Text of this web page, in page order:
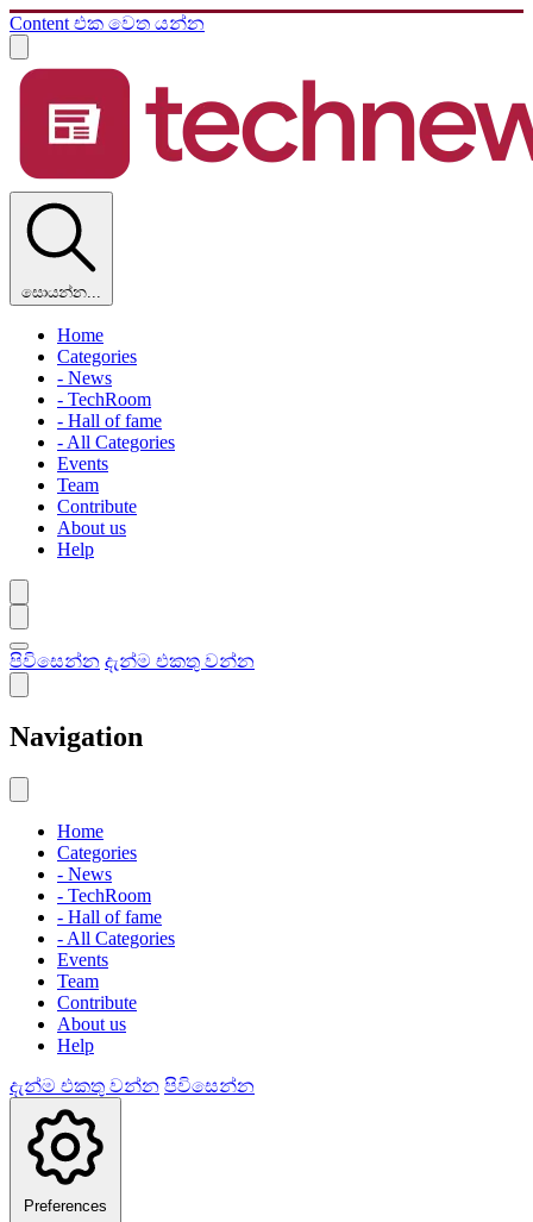
Content එක වෙත යන්න
සොයන්න...
Home
Categories
- News
- TechRoom
- Hall of fame
- All Categories
Events
Team
Contribute
About us
Help
පිවිසෙන්න දැන්ම එකතු වන්න
Navigation
Home
Categories
- News
- TechRoom
- Hall of fame
- All Categories
Events
Team
Contribute
About us
Help
දැන්ම එකතු වන්න පිවිසෙන්න
Preferences